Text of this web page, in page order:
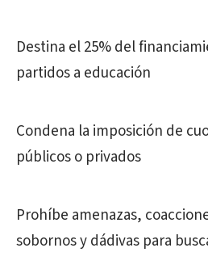
Destina el 25% del
partidos a educación
Condena la imposición de
públicos o privados
Prohíbe amenazas,
sobornos y dádivas para